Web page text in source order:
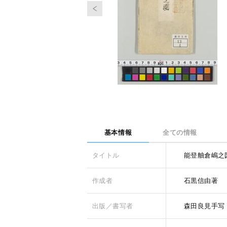
基本情報 全ての情報
タイトル 能登舳倉嶋之
作成者 石黒信由著
出版／書写者 森田良見手写